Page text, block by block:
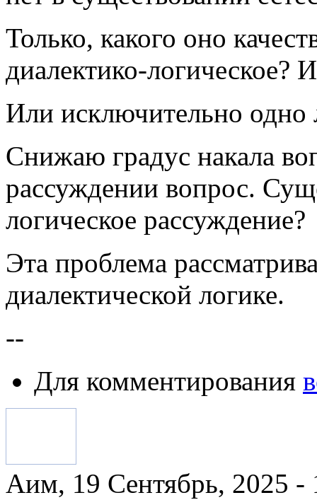
Только, какого оно
диалектико-логическое?
Или исключительно
Снижаю градус накала
рассуждении вопрос.
логическое рассуждение?
Эта проблема
диалектической логике.
--
Для комментирования
Аим, 19 Сентябрь, 2025